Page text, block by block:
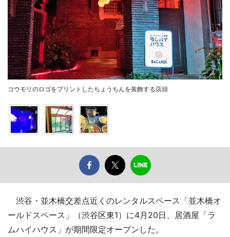
コウモリのロゴをプリントしたちょうちんを装飾する店頭
渋谷・並木橋交差点近くのレンタルスペース「並木橋オ
ールドスペース」（渋谷区東1）に4月20日、居酒屋「ラ
ムハイハウス」が期間限定オープンした。